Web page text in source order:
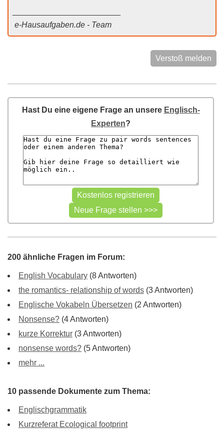
e-Hausaufgaben.de - Team
Verstoß melden
Hast Du eine eigene Frage an unsere Englisch-
Experten?
200 ähnliche Fragen im Forum:
English Vocabulary (8 Antworten)
the romantics- relationship of words (3 Antworten)
Englische Vokabeln Übersetzen (2 Antworten)
Nonsense? (4 Antworten)
kurze Korrektur (3 Antworten)
nonsense words? (5 Antworten)
mehr ...
10 passende Dokumente zum Thema:
Englischgrammatik
Kurzreferat Ecological footprint